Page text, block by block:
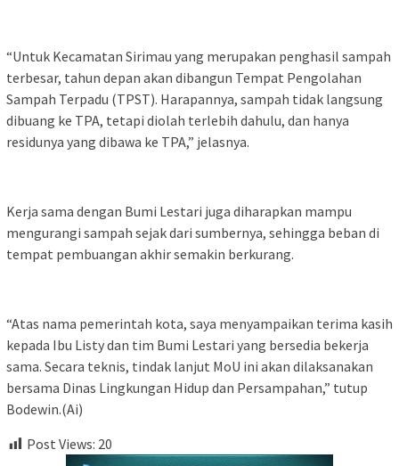
“Untuk Kecamatan Sirimau yang merupakan penghasil sampah
terbesar, tahun depan akan dibangun Tempat Pengolahan
Sampah Terpadu (TPST). Harapannya, sampah tidak langsung
dibuang ke TPA, tetapi diolah terlebih dahulu, dan hanya
residunya yang dibawa ke TPA,” jelasnya.
Kerja sama dengan Bumi Lestari juga diharapkan mampu
mengurangi sampah sejak dari sumbernya, sehingga beban di
tempat pembuangan akhir semakin berkurang.
“Atas nama pemerintah kota, saya menyampaikan terima kasih
kepada Ibu Listy dan tim Bumi Lestari yang bersedia bekerja
sama. Secara teknis, tindak lanjut MoU ini akan dilaksanakan
bersama Dinas Lingkungan Hidup dan Persampahan,” tutup
Bodewin.(Ai)
Post Views: 20